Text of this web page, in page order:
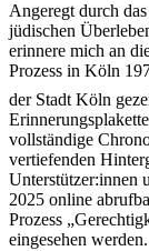
Angeregt durch
jüdischen
erinnere mich an
Prozess in Köln
der Stadt Köln
vollständige
vertiefenden
Unterstützer:innen
2025 online
Prozess
eingesehen werden.